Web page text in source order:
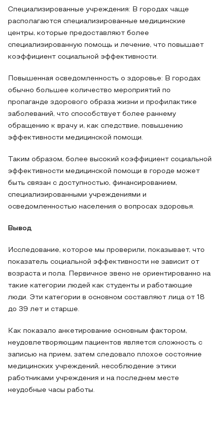
Специализированные учреждения: В городах чаще
располагаются специализированные медицинские
центры, которые предоставляют более
специализированную помощь и лечение, что повышает
коэффициент социальной эффективности.
Повышенная осведомленность о здоровье: В городах
обычно большее количество мероприятий по
пропаганде здорового образа жизни и профилактике
заболеваний, что способствует более раннему
обращению к врачу и, как следствие, повышению
эффективности медицинской помощи.
Таким образом, более высокий коэффициент социальной
эффективности медицинской помощи в городе может
быть связан с доступностью, финансированием,
специализированными учреждениями и
осведомленностью населения о вопросах здоровья.
Вывод
Исследование, которое мы проверили, показывает, что
показатель социальной эффективности не зависит от
возраста и пола. Первичное звено не ориентированно на
такие категории людей как студенты и работающие
люди. Эти категории в основном составляют лица от 18
до 39 лет и старше.
Как показало анкетирование основным фактором,
неудовлетворяющим пациентов является сложность с
записью на прием, затем следовало плохое состояние
медицинских учреждений, несоблюдение этики
работниками учреждения и на последнем месте
неудобные часы работы.